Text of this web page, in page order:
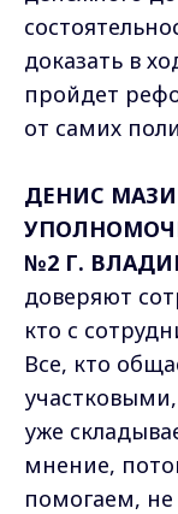
доказать в
пройдет
от самих
ДЕНИС
№2 Г.
доверяют
кто с
Все, кто
уже
мнение,
помогаем,